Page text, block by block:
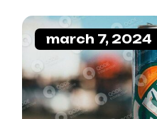
march 7, 2024